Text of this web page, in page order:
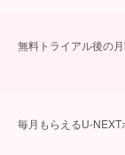
無料トライアル後の
毎⽉もらえるU-NEXT